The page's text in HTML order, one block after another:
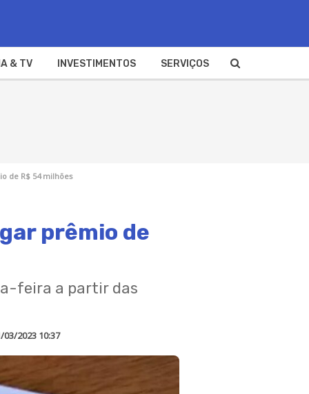
& TV INVESTIMENTOS SERVIÇOS
de R$ 54 milhões
prêmio de
feira a partir das
03/2023 10:37